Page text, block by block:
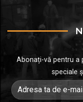
Abonați-vă pentru
speciale